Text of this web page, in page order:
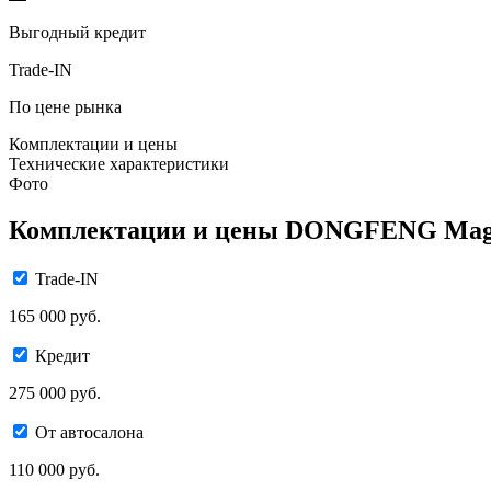
Выгодный кредит
Trade-IN
По цене рынка
Комплектации и цены
Технические характеристики
Фото
Комплектации и цены DONGFENG
Trade-IN
165 000 руб.
Кредит
275 000 руб.
От автосалона
110 000 руб.